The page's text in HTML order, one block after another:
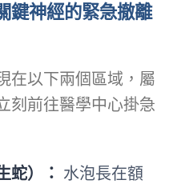
鍵神經的緊急撤離
在以下兩個區域，屬
刻前往醫學中心掛急
蛇）： 水泡長在額